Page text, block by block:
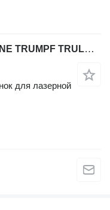
Trumpf LASER CUTTING MACHINE TRUMPF TRULASER 3030 FIBER (L49), 6000 WAT
для лазерной